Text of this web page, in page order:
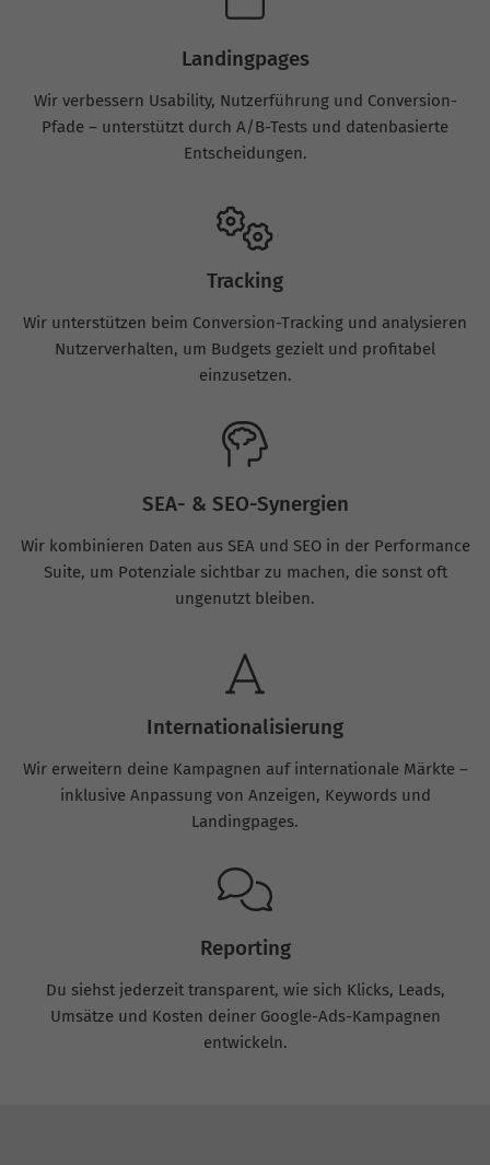
Landingpages
Wir verbessern Usability, Nutzerführung und Conversion-
Pfade – unterstützt durch A/B-Tests und datenbasierte
Entscheidungen.
Tracking
Wir unterstützen beim Conversion-Tracking und analysieren
Nutzerverhalten, um Budgets gezielt und profitabel
einzusetzen.
SEA- & SEO-Synergien
Wir kombinieren Daten aus SEA und SEO in der Performance
Suite, um Potenziale sichtbar zu machen, die sonst oft
ungenutzt bleiben.
Internationalisierung
Wir erweitern deine Kampagnen auf internationale Märkte –
inklusive Anpassung von Anzeigen, Keywords und
Landingpages.
Reporting
Du siehst jederzeit transparent, wie sich Klicks, Leads,
Umsätze und Kosten deiner Google-Ads-Kampagnen
entwickeln.